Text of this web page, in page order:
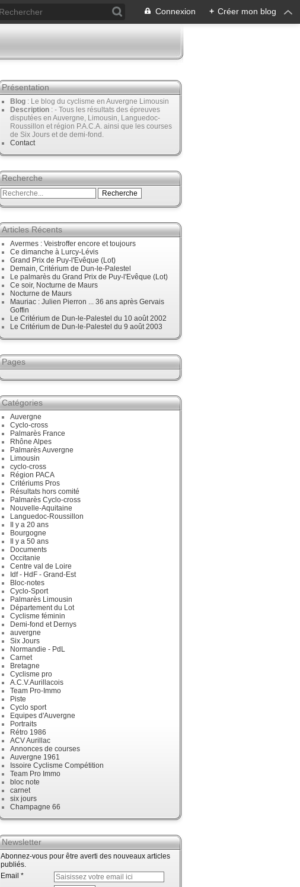
Connexion + Créer mon blog
Présentation
Blog : Le blog du cyclisme en Auvergne Limousin
Description : - Tous les résultats des épreuves
disputées en Auvergne, Limousin, Languedoc-
Roussillon et région P.A.C.A. ainsi que les courses
de Six Jours et de demi-fond.
Contact
Recherche
Articles Récents
Avermes : Veistroffer encore et toujours
Ce dimanche à Lurcy-Lévis
Grand Prix de Puy-l'Evêque (Lot)
Demain, Critérium de Dun-le-Palestel
Le palmarès du Grand Prix de Puy-l'Evêque (Lot)
Ce soir, Nocturne de Maurs
Nocturne de Maurs
Mauriac : Julien Pierron ... 36 ans après Gervais
Goffin
Le Critérium de Dun-le-Palestel du 10 août 2002
Le Critérium de Dun-le-Palestel du 9 août 2003
Pages
Catégories
Auvergne
Cyclo-cross
Palmarès France
Rhône Alpes
Palmarès Auvergne
Limousin
cyclo-cross
Région PACA
Critériums Pros
Résultats hors comité
Palmarès Cyclo-cross
Nouvelle-Aquitaine
Languedoc-Roussillon
Il y a 20 ans
Bourgogne
Il y a 50 ans
Documents
Occitanie
Centre val de Loire
Idf - HdF - Grand-Est
Bloc-notes
Cyclo-Sport
Palmarès Limousin
Département du Lot
Cyclisme féminin
Demi-fond et Dernys
auvergne
Six Jours
Normandie - PdL
Carnet
Bretagne
Cyclisme pro
A.C.V.Aurillacois
Team Pro-Immo
Piste
Cyclo sport
Equipes d'Auvergne
Portraits
Rétro 1986
ACV Aurillac
Annonces de courses
Auvergne 1961
Issoire Cyclisme Compétition
Team Pro Immo
bloc note
carnet
six jours
Champagne 66
Newsletter
Abonnez-vous pour être averti des nouveaux articles
publiés.
Email